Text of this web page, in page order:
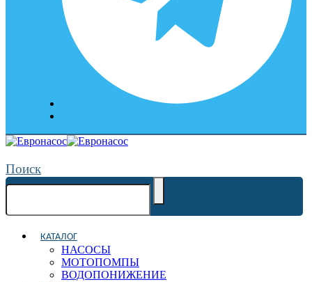
Поиск
КАТАЛОГ
НАСОСЫ
МОТОПОМПЫ
ВОДОПОНИЖЕНИЕ